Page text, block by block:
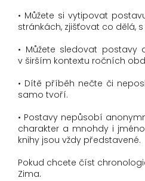
• Můžete si vytipovat
stránkách, zjišťovat co dělá,
• Můžete sledovat postavy
v širším kontextu ročních
• Dítě příběh nečte či
samo tvoří.
• Postavy nepůsobí
charakter a mnohdy i
knihy jsou vždy představené.
Pokud chcete číst
Zima.